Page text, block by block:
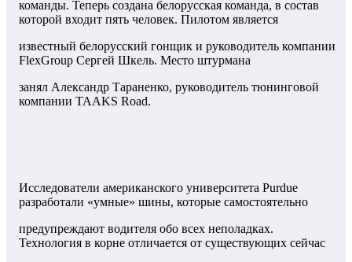
команды. Теперь создана белорусская команда, в состав
которой входит пять человек. Пилотом является
известный белорусский гонщик и руководитель компании
FlexGroup Сергей Шкель. Место штурмана
занял Александр Тараненко, руководитель тюнинговой
компании TAAKS Road.
Исследователи американского университета Purdue
разработали «умные» шины, которые самостоятельно
предупреждают водителя обо всех неполадках.
Технология в корне отличается от существующих сейчас